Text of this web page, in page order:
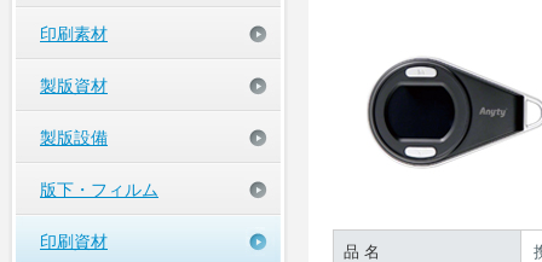
印刷素材
製版資材
製版設備
版下・フィルム
印刷資材
品 名